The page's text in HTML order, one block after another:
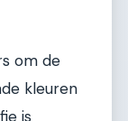
om de
kleuren
is